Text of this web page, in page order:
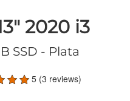
2020 i3
SSD - Plata
5 (3 reviews)